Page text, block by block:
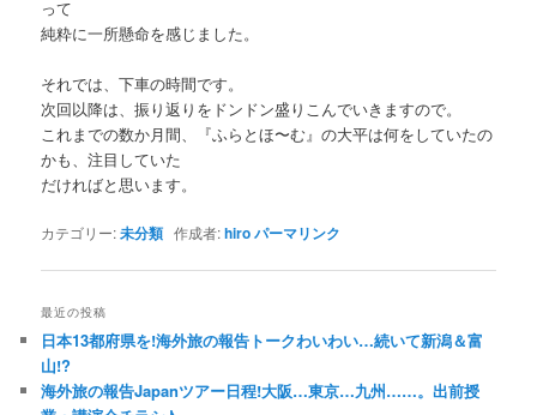
って
純粋に一所懸命を感じました。
それでは、下車の時間です。
次回以降は、振り返りをドンドン盛りこんでいきますので。
これまでの数か月間、『ふらとほ〜む』の大平は何をしていたの
かも、注目していた
だければと思います。
カテゴリー:未分類 作成者:hiroパーマリンク
最近の投稿
日本13都府県を!海外旅の報告トークわいわい…続いて新潟＆富
山!?
海外旅の報告Japanツアー日程!大阪…東京…九州……。出前授